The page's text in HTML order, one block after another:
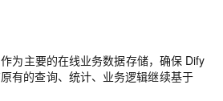
为主要的在线业务数据存储，确保 Dify
有的查询、统计、业务逻辑继续基于